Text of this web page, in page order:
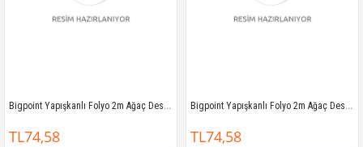
Bigpoint Yapışkanlı Folyo 2m Ağaç Desen No:12
TL74,58
Bigpoint Yapışkanlı Folyo 2m Ağaç Desen No:13
TL74,58